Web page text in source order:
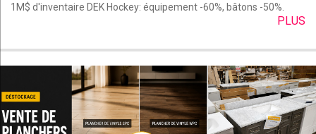
1M$ d'inventaire DEK Hockey: équipement -60%, bâtons -50%.
PLUS